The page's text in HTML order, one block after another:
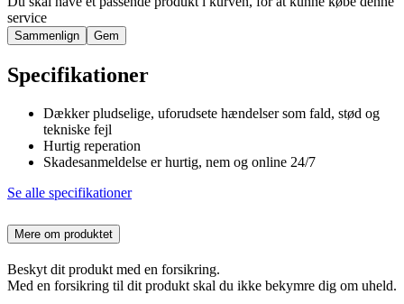
service
Sammenlign Gem
Specifikationer
Dækker pludselige, uforudsete hændelser som fald, stød og
tekniske fejl
Hurtig reperation
Skadesanmeldelse er hurtig, nem og online 24/7
Se alle specifikationer
Mere om produktet
Beskyt dit produkt med en forsikring.
Med en forsikring til dit produkt skal du ikke bekymre dig om uheld.